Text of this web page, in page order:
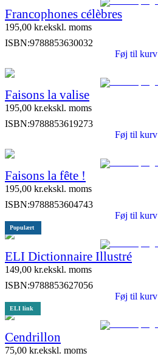
Francophones célèbres
195,00 kr.ekskl. moms
ISBN:9788853630032
Føj til kurv
Faisons la valise
195,00 kr.ekskl. moms
ISBN:9788853619273
Føj til kurv
Faisons la fête !
195,00 kr.ekskl. moms
ISBN:9788853604743
Føj til kurv
Populært
ELI Dictionnaire Illustré
149,00 kr.ekskl. moms
ISBN:9788853627056
Føj til kurv
ELI link
Cendrillon
75,00 kr.ekskl. moms